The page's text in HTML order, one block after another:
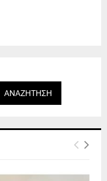
ΑΝΑΖΉΤΗΣΗ